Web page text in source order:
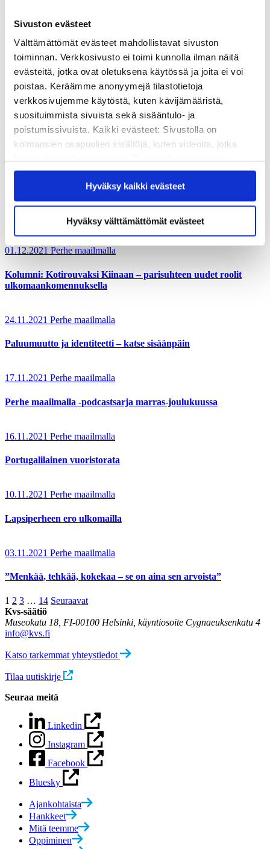
Sivuston evästeet
Välttämättömät evästeet mahdollistavat sivuston
toiminnan. Verkkosivusto ei toimi kunnolla ilman näitä
evästeitä, jotka ovat oletuksena käytössä ja joita ei voi
poistaa. Keräämme anonyymejä tilastotietoja
verkkosivujemme käytöstä, kuten kävijämääristä,
suosituimmista sivuista sekä sisääntulo- ja
poistumissivuista. Kaikki evästeet: Sivustolla on
kolmansien osapuolien sisältöjä, kuten videoita, jotka
saattaa estää näiden sisältöjen näkymisen.
Hyväksymällä kaikki evästeet varmistat, että kaikki
sisältö on käytettävissäsi.
Hyväksy kaikki evästeet
Hyväksy välttämättömät evästeet
sopeutuminen, ulkosuomalaisidentiteetti tai yksinäisyys. Blogin
lisäksi teemoja on käsitelty myös vuonna 2021 julkaistussa Perhe
Perhe maailmalla -hankkeenesittelysivu
Perhe maailmalla -projekti päättyy – tallenteet ja sisällöt
Perhe maailmalla
Perhe maailmalla -projektin toimenpidesuositukset
01.12.2021 Perhe maailmalla
Kolumni: Kotirouvaksi Kiinaan – parisuhteen uudet roolit
ulkomaankomennuksella
24.11.2021 Perhe maailmalla
Paluumuutto ja identiteetti – katse sisäänpäin
17.11.2021 Perhe maailmalla
Perhe maailmalla -podcastsarja marras-joulukuussa
16.11.2021 Perhe maailmalla
Portugalilainen vuoristorata
10.11.2021 Perhe maailmalla
Lapsiperheen ero ulkomailla
03.11.2021 Perhe maailmalla
”Menkää, tehkää, kokekaa – se on aina sen arvoista”
Posts
navigation
1 2 3 … 14 Seuraavat
Kvs-säätiö
Museokatu 18, FI-00100 Helsinki, käyntiosoite Cygnaeuksenkatu 4
info@kvs.fi
Katso tarkemmat yhteystiedot
Tilaa uutiskirje
Seuraa meitä
Linkedin
Instagram
Facebook
Bluesky
Ajankohtaista
Hankkeet
Mitä teemme
Oppiminen